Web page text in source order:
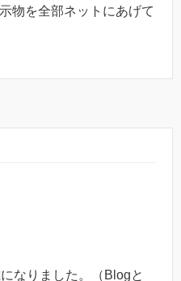
物を全部ネットにあげて
なりました。（Blogと